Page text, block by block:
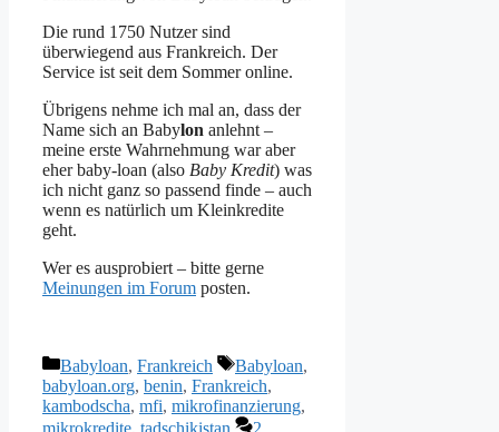
Die rund 1750 Nutzer sind
überwiegend aus Frankreich. Der
Service ist seit dem Sommer online.
Übrigens nehme ich mal an, dass der
Name sich an Babylon anlehnt –
meine erste Wahrnehmung war aber
eher baby-loan (also Baby Kredit) was
ich nicht ganz so passend finde – auch
wenn es natürlich um Kleinkredite
geht.
Wer es ausprobiert – bitte gerne
Meinungen im Forum posten.
Kategorien
Babyloan, Frankreich Schlagwörter
Babyloan,
babyloan.org, benin, Frankreich,
kambodscha, mfi, mikrofinanzierung,